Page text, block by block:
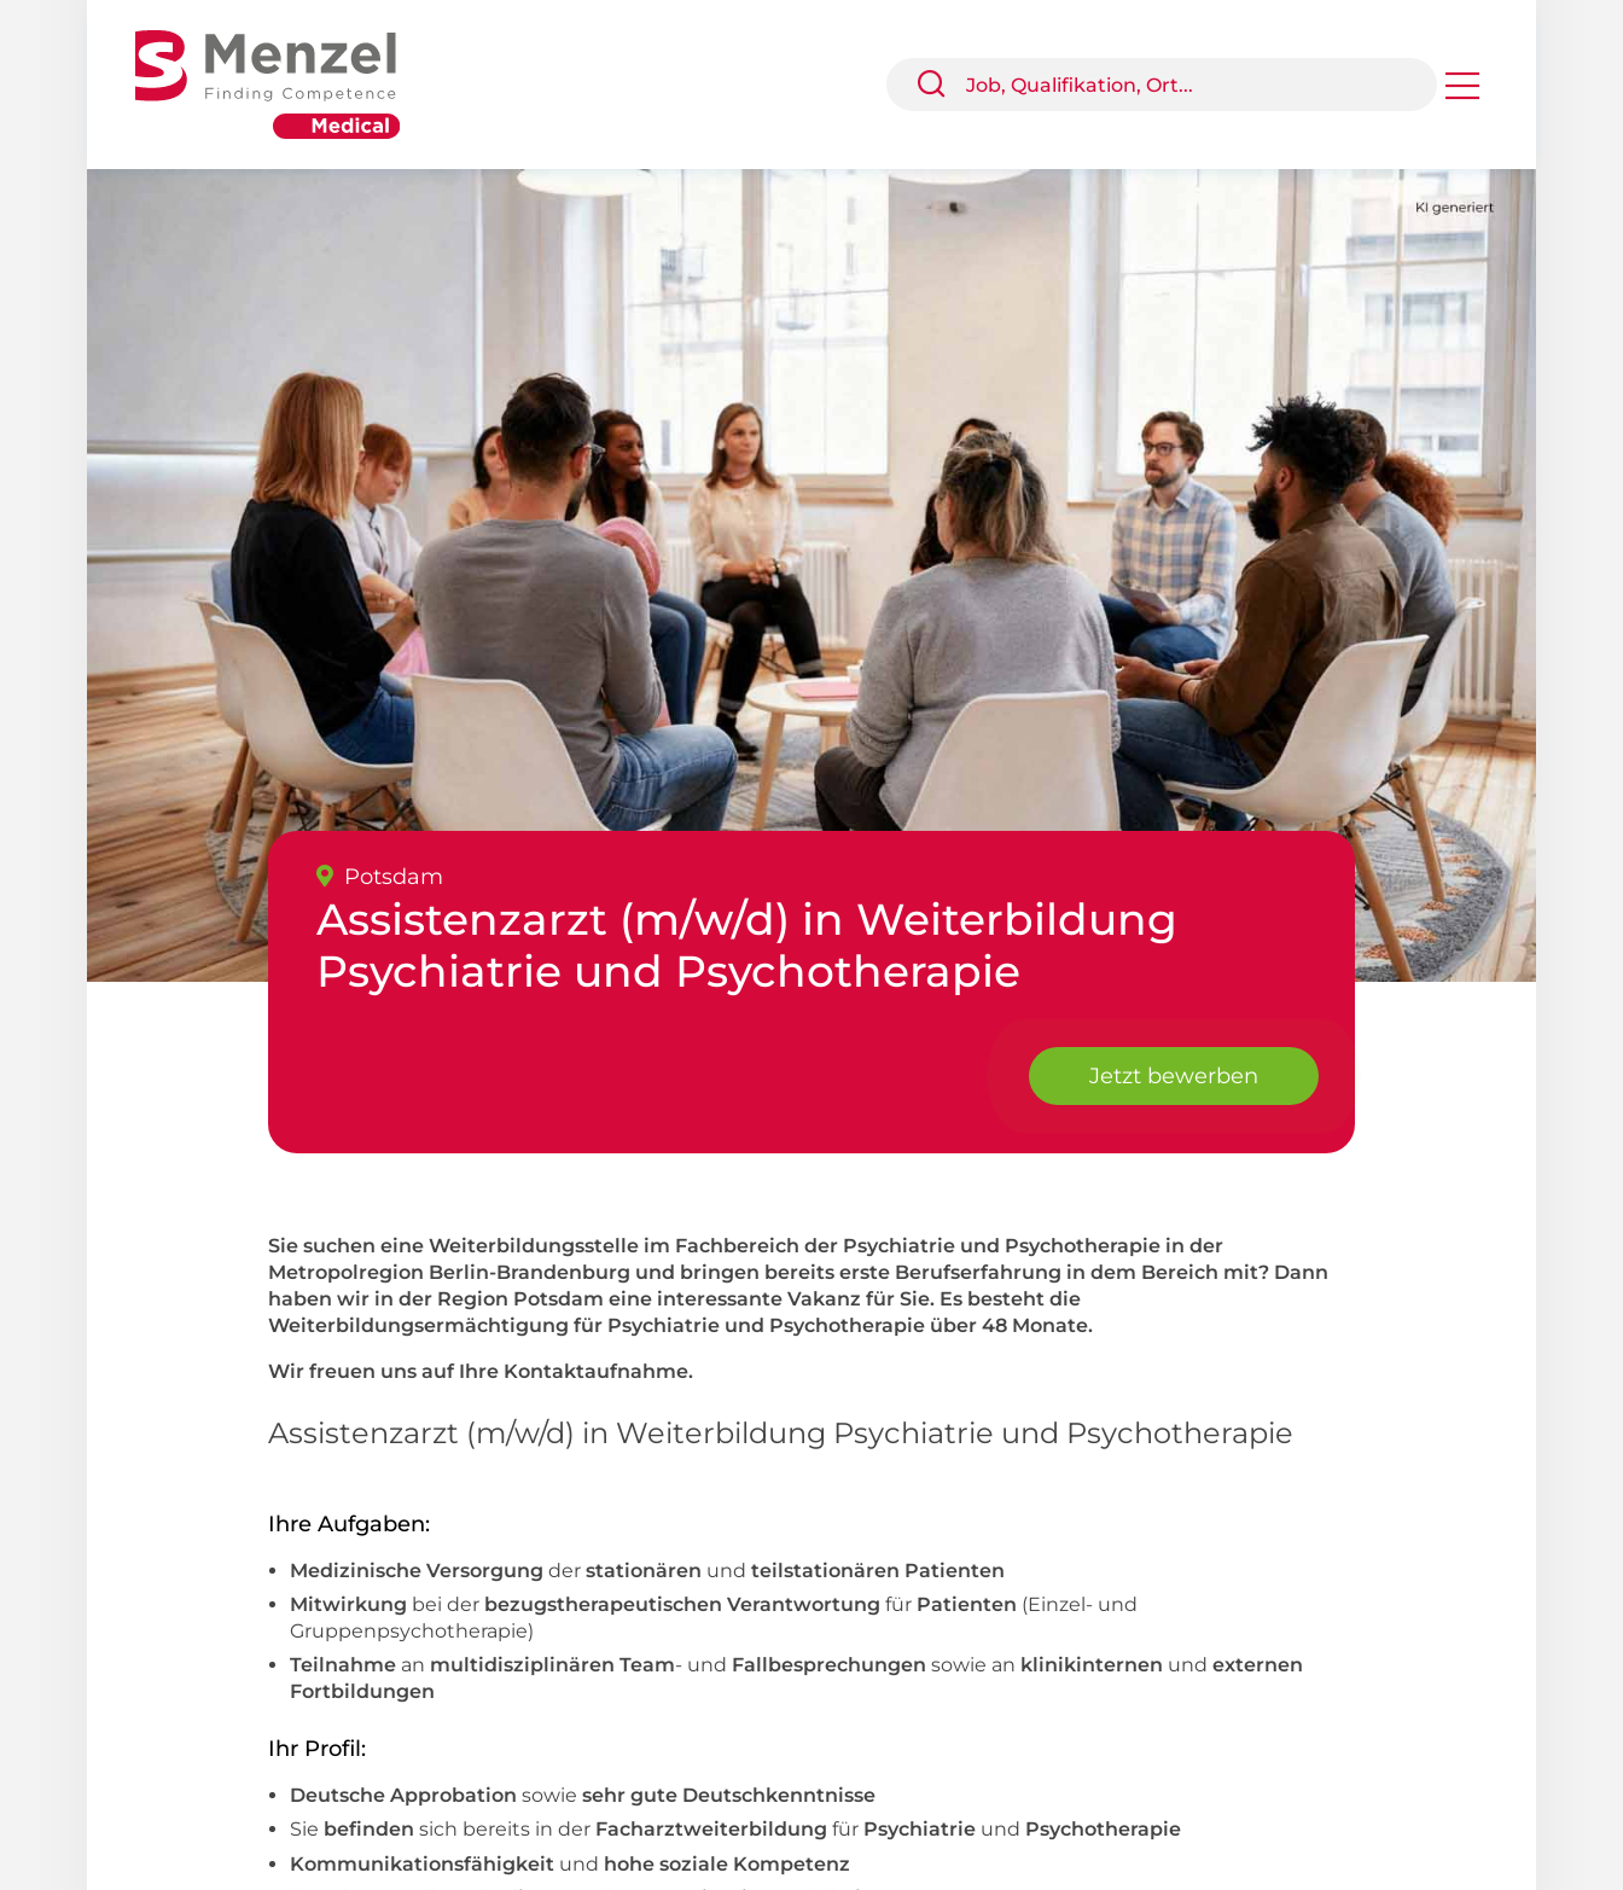
Potsdam
Assistenzarzt (m/w/d) in Weiterbildung
Psychiatrie und Psychotherapie
Jetzt bewerben
Sie suchen eine Weiterbildungsstelle im Fachbereich der Psychiatrie und Psychotherapie in der
Metropolregion Berlin-Brandenburg und bringen bereits erste Berufserfahrung in dem Bereich mit? Dann
haben wir in der Region Potsdam eine interessante Vakanz für Sie. Es besteht die
Weiterbildungsermächtigung für Psychiatrie und Psychotherapie über 48 Monate.
Wir freuen uns auf Ihre Kontaktaufnahme.
Assistenzarzt (m/w/d) in Weiterbildung Psychiatrie und Psychotherapie
Ihre Aufgaben:
Medizinische Versorgung der stationären und teilstationären Patienten
Mitwirkung bei der bezugstherapeutischen Verantwortung für Patienten (Einzel- und
Gruppenpsychotherapie)
Teilnahme an multidisziplinären Team- und Fallbesprechungen sowie an klinikinternen und externen
Fortbildungen
Ihr Profil:
Deutsche Approbation sowie sehr gute Deutschkenntnisse
Sie befinden sich bereits in der Facharztweiterbildung für Psychiatrie und Psychotherapie
Kommunikationsfähigkeit und hohe soziale Kompetenz